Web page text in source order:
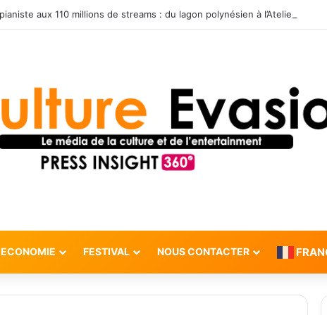
ECONOMIE FESTIVAL NOUS CONTACTER